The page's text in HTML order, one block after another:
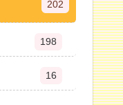
202
198
16